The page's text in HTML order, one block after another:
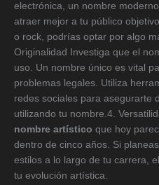
electrónica, un nombre
atraer mejor a tu público
o rock, podrías optar por algo
Originalidad Investiga que el
uso. Un nombre único es vital
problemas legales. Utiliza
redes sociales para asegurarte
utilizando tu nombre.4.
nombre artístico que hoy
dentro de cinco años. Si
estilos a lo largo de tu carrera,
tu evolución artística.